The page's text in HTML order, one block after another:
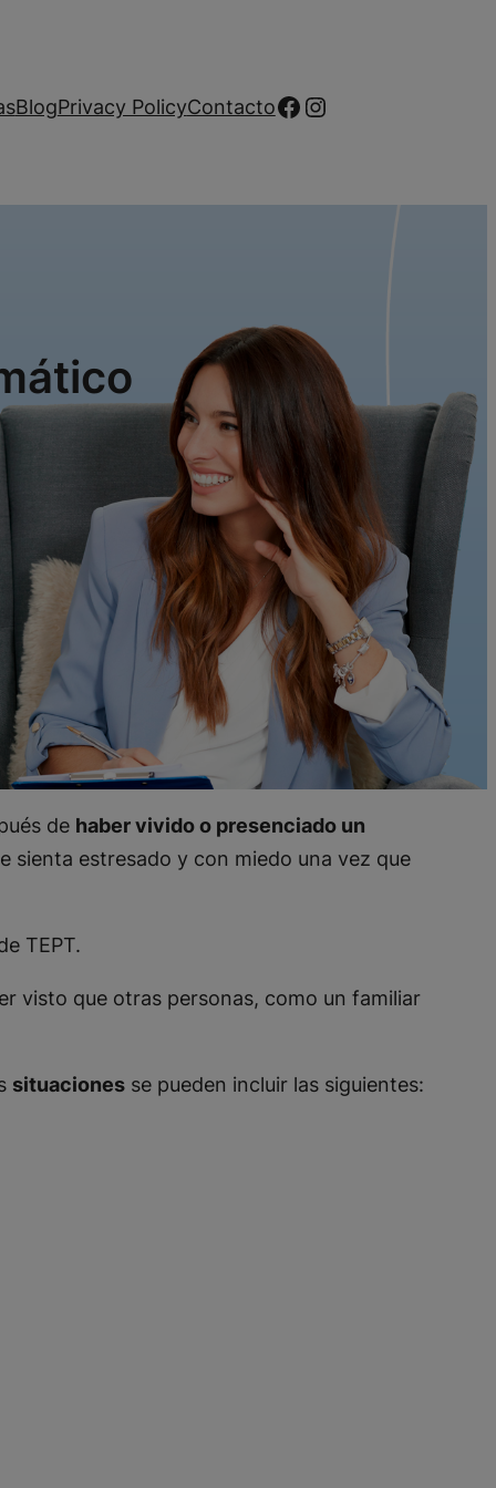
BlogPrivacy PolicyContactoFacebook
Instagram
de haber vivido o presenciado un
sienta estresado y con miedo una vez que
TEPT.
visto que otras personas, como un familiar
situaciones se pueden incluir las siguientes: